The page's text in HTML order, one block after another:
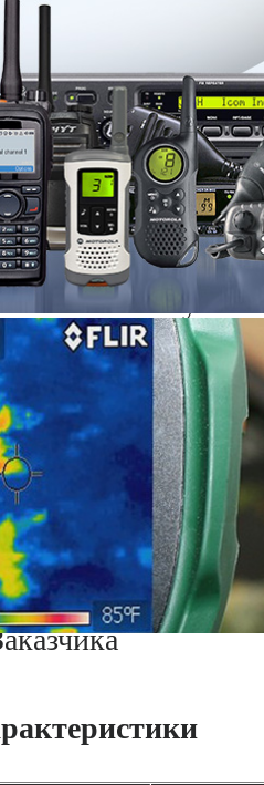
устройств,
связи,
телефонов,
излучений
в
управления по
кейсе и может
и полевых
(прибор не имеет
наращивания
быт